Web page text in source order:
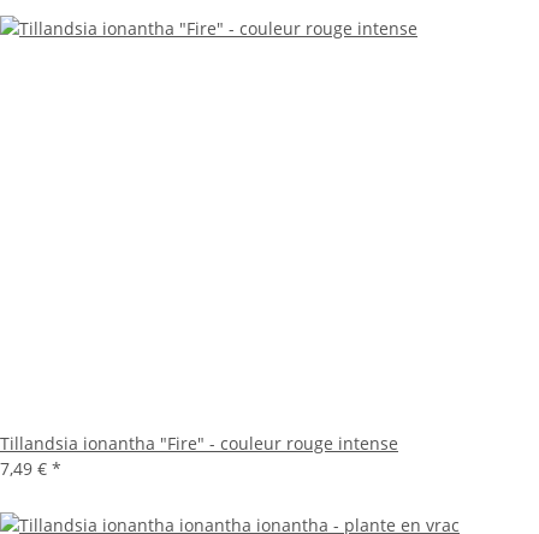
Tillandsia ionantha "Fire" - couleur rouge intense
7,49 € *